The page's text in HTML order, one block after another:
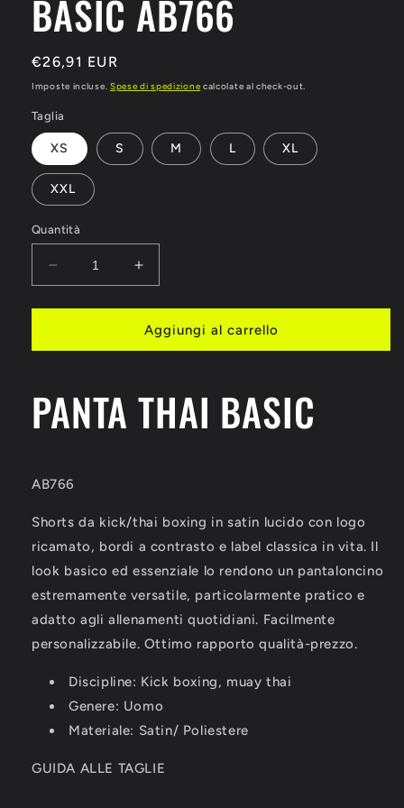
BASIC AB766
Prezzo
di
€26,91 EUR
Imposte incluse. Spese di spedizione calcolate al check-out.
Taglia
XS S M L XL
XXL
Quantità
Diminuisci
quantità
per
PANTALONCINI
KICK
1947
BASIC
Aumenta
quantità
per
PANTALONCINI
KICK
1947
BASIC
Aggiungi al carrello
PANTA THAI BASIC
AB766
Shorts da kick/thai boxing in satin lucido con logo
ricamato, bordi a contrasto e label classica in vita. Il
look basico ed essenziale lo rendono un pantaloncino
estremamente versatile, particolarmente pratico e
adatto agli allenamenti quotidiani. Facilmente
personalizzabile. Ottimo rapporto qualità-prezzo.
Discipline: Kick boxing, muay thai
Genere: Uomo
Materiale: Satin/ Poliestere
GUIDA ALLE TAGLIE